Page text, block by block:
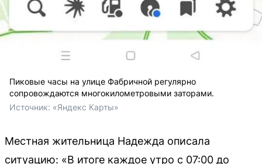
Пиковые часы на улице Фабричной регулярно
сопровождаются многокилометровыми заторами.
Источник: «Яндекс Карты»
Местная жительница Надежда описала
ситуацию: «В итоге каждое утро с 07:00 до